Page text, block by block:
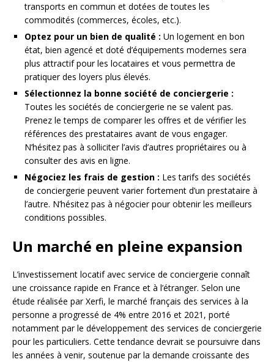
transports en commun et dotées de toutes les
commodités (commerces, écoles, etc.).
Optez pour un bien de qualité : Un logement en bon
état, bien agencé et doté d’équipements modernes sera
plus attractif pour les locataires et vous permettra de
pratiquer des loyers plus élevés.
Sélectionnez la bonne société de conciergerie :
Toutes les sociétés de conciergerie ne se valent pas.
Prenez le temps de comparer les offres et de vérifier les
références des prestataires avant de vous engager.
N’hésitez pas à solliciter l’avis d’autres propriétaires ou à
consulter des avis en ligne.
Négociez les frais de gestion : Les tarifs des sociétés
de conciergerie peuvent varier fortement d’un prestataire à
l’autre. N’hésitez pas à négocier pour obtenir les meilleurs
conditions possibles.
Un marché en pleine expansion
L’investissement locatif avec service de conciergerie connaît
une croissance rapide en France et à l’étranger. Selon une
étude réalisée par Xerfi, le marché français des services à la
personne a progressé de 4% entre 2016 et 2021, porté
notamment par le développement des services de conciergerie
pour les particuliers. Cette tendance devrait se poursuivre dans
les années à venir, soutenue par la demande croissante des